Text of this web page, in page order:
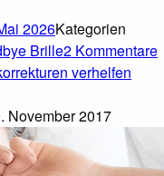
2026Kategorien
Brille2 Kommentare
verhelfen
November 2017